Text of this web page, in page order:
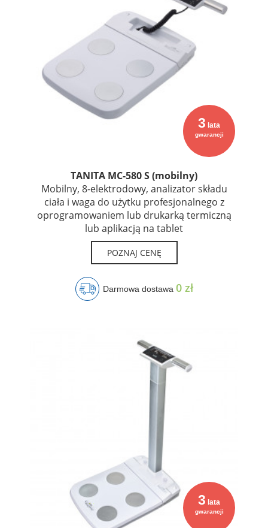
3 lata
gwarancji
TANITA MC-580 S (mobilny)
Mobilny, 8-elektrodowy, analizator składu
ciała i waga do użytku profesjonalnego z
oprogramowaniem lub drukarką termiczną
lub aplikacją na tablet
POZNAJ CENĘ
Darmowa dostawa 0 zł
3 lata
gwarancji